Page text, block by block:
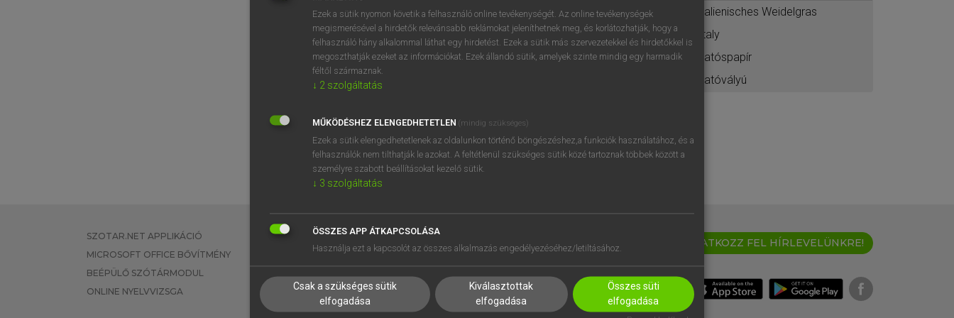
BELÉPÉS
regisztrálok ésbelépek.
REGISZTRÁCIÓ
italienisches Weidelgras
Italy
itatóspapír
itatóvályú
SZOTAR.NET APPLIKÁCIÓ
MICROSOFT OFFICE BŐVÍTMÉNY
BEÉPÜLŐ SZÓTÁRMODUL
ONLINE NYELVVIZSGA
EGYÉNI FELHASZNÁLÓKNAK
TANULÓKNAK
VÁLLALATI MEGOLDÁSOK
SÚGÓ
RÓLUNK
SÜTI BEÁLLÍTÁSOK
IRATKOZZ FEL HÍRLEVELÜNKRE!
Ezek a sütik nyomon követik a felhasználó online tevékenységét. Az online tevékenységek
megismerésével a hirdetők relevánsabb reklámokat jeleníthetnek meg, és korlátozhatják, hogy a
felhasználó hány alkalommal láthat egy hirdetést. Ezek a sütik más szervezetekkel és hirdetőkkel is
megoszthatják ezeket az információkat. Ezek állandó sütik, amelyek szinte mindig egy harmadik
féltől származnak.
↓ 2 szolgáltatás
MŰKÖDÉSHEZ ELENGEDHETETLEN (mindig szükséges)
Ezek a sütik elengedhetetlenek az oldalunkon történő böngészéshez,a funkciók használatához, és a
felhasználók nem tilthatják le azokat. A feltétlenül szükséges sütik közé tartoznak többek között a
személyre szabott beállításokat kezelő sütik.
↓ 3 szolgáltatás
ÖSSZES APP ÁTKAPCSOLÁSA
Használja ezt a kapcsolót az összes alkalmazás engedélyezéséhez/letiltásához.
Csak a szükséges sütik
elfogadása
Kiválasztottak
elfogadása
Összes süti
elfogadása